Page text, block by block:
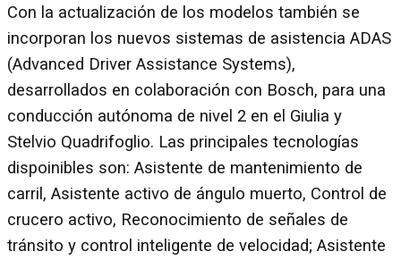
Con la actualización de los modelos también se
incorporan los nuevos sistemas de asistencia ADAS
(Advanced Driver Assistance Systems),
desarrollados en colaboración con Bosch, para una
conducción autónoma de nivel 2 en el Giulia y
Stelvio Quadrifoglio. Las principales tecnologías
dispoinibles son: Asistente de mantenimiento de
carril, Asistente activo de ángulo muerto, Control de
crucero activo, Reconocimiento de señales de
tránsito y control inteligente de velocidad; Asistente